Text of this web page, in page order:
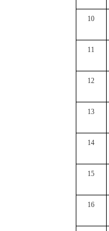
10
11
12
13
14
15
16